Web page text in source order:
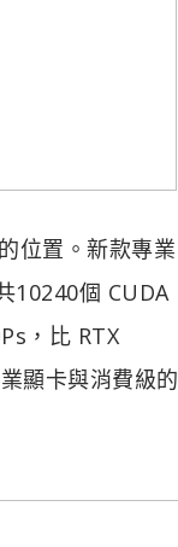
位置。新款專業
10240個 CUDA
，比 RTX
顯卡與消費級的